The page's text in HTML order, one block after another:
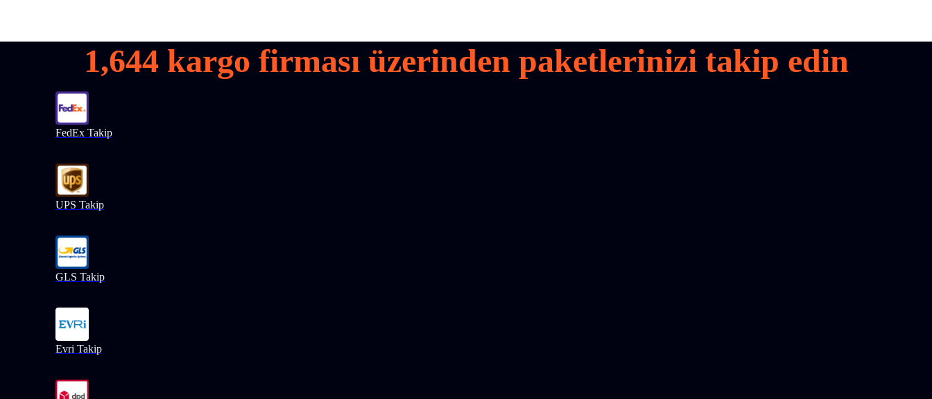
1,644kargo firması üzerinden paketlerinizi takip edin
FedEx Takip
UPS Takip
GLS Takip
Evri Takip